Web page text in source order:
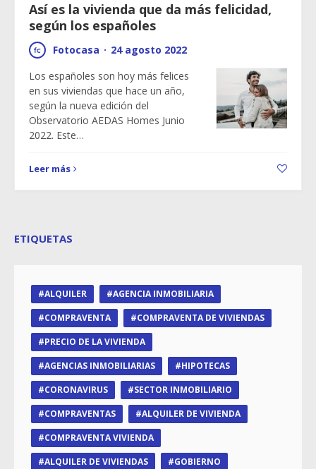
Así es la vivienda que da más felicidad,
según los españoles
Fotocasa · 24 agosto 2022
Los españoles son hoy más felices
en sus viviendas que hace un año,
según la nueva edición del
Observatorio AEDAS Homes Junio
2022. Este…
Leer más
ETIQUETAS
ALQUILER
AGENCIA INMOBILIARIA
COMPRAVENTA
COMPRAVENTA DE VIVIENDAS
PRECIO DE LA VIVIENDA
AGENCIAS INMOBILIARIAS
HIPOTECAS
CORONAVIRUS
SECTOR INMOBILIARIO
COMPRAVENTAS
ALQUILER DE VIVIENDA
COMPRAVENTA VIVIENDA
ALQUILER DE VIVIENDAS
GOBIERNO